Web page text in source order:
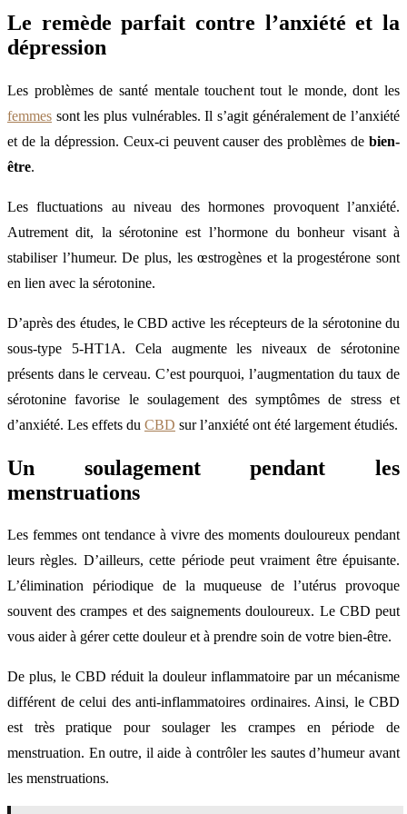
Le remède parfait contre l’anxiété et la
dépression
Les problèmes de santé mentale touchent tout le monde, dont les
femmes sont les plus vulnérables. Il s’agit généralement de l’anxiété
et de la dépression. Ceux-ci peuvent causer des problèmes de bien-
être.
Les fluctuations au niveau des hormones provoquent l’anxiété.
Autrement dit, la sérotonine est l’hormone du bonheur visant à
stabiliser l’humeur. De plus, les œstrogènes et la progestérone sont
en lien avec la sérotonine.
D’après des études, le CBD active les récepteurs de la sérotonine du
sous-type 5-HT1A. Cela augmente les niveaux de sérotonine
présents dans le cerveau. C’est pourquoi, l’augmentation du taux de
sérotonine favorise le soulagement des symptômes de stress et
d’anxiété. Les effets du CBD sur l’anxiété ont été largement étudiés.
Un soulagement pendant les
menstruations
Les femmes ont tendance à vivre des moments douloureux pendant
leurs règles. D’ailleurs, cette période peut vraiment être épuisante.
L’élimination périodique de la muqueuse de l’utérus provoque
souvent des crampes et des saignements douloureux. Le CBD peut
vous aider à gérer cette douleur et à prendre soin de votre bien-être.
De plus, le CBD réduit la douleur inflammatoire par un mécanisme
différent de celui des anti-inflammatoires ordinaires. Ainsi, le CBD
est très pratique pour soulager les crampes en période de
menstruation. En outre, il aide à contrôler les sautes d’humeur avant
les menstruations.